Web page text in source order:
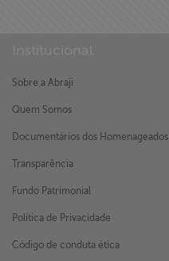
Sobre a Abraji
Quem Somos
Documentários dos Homenageados
Transparência
Fundo Patrimonial
Política de Privacidade
Código de conduta ética